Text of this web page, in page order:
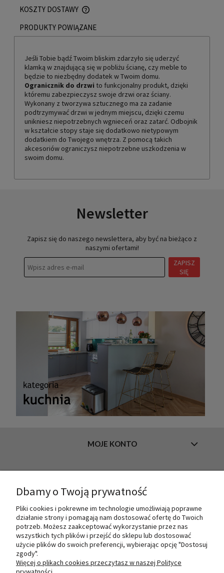
KOSZTY DOSTAWY
CENA NIE ZAWIERA EWENTUALNYCH KOSZTÓW PŁATNOŚCI
PRODUKTY POWIĄZANE
Jeśli Tobie bądź Twoim bliskim zdarzyło się uderzyć
klamką w znajdującą się w pobliżu ścianę, czy meble to
będzie to niezbędny dodatek w Twoim domu.
Ogranicznik do drzwi to funkcjonalny produkt, dzięki
któremu zabezpieczysz swoje drzwi oraz ściany.
Wykonany z tworzywa sztucznego ma za zadanie
podtrzymywać drzwi w jednym miejscu, dzięki czemu
unikniesz niepotrzebnych wgnieceń oraz zatarć. Odbojnik
w kształcie stopy staje się dodatkowo nietypowym
dodatkiem do Twojego wnętrza. Z pomocą takich
akcesoriów ograniczysz niepotrzebne uszkodzenia w
swoim domu.
Newsletter
Zapisz się do naszego newslettera, aby być na bieżąco z
naszymi ofertami!
ZAPISZ
SIĘ
MOJE KONTO
O NAS
PŁATNOŚCI I DOSTAWA
Dbamy o Twoją prywatność
Pliki cookies i pokrewne im technologie umożliwiają poprawne
działanie strony i pomagają nam dostosować ofertę do Twoich
potrzeb. Możesz zaakceptować wykorzystanie przez nas
wszystkich tych plików i przejść do sklepu lub dostosować
użycie plików do swoich preferencji, wybierając opcję "Dostosuj
zgody".
Więcej o plikach cookies przeczytasz w naszej Polityce